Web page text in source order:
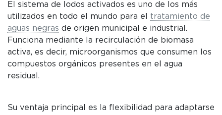
El sistema de lodos activados es uno de los más
utilizados en todo el mundo para el tratamiento de
aguas negras de origen municipal e industrial.
Funciona mediante la recirculación de biomasa
activa, es decir, microorganismos que consumen los
compuestos orgánicos presentes en el agua
residual.
Su ventaja principal es la flexibilidad para adaptarse